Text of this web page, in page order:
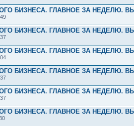
БИЗНЕСА. ГЛАВНОЕ ЗА НЕДЕЛЮ.
БИЗНЕСА. ГЛАВНОЕ ЗА НЕДЕЛЮ.
БИЗНЕСА. ГЛАВНОЕ ЗА НЕДЕЛЮ.
БИЗНЕСА. ГЛАВНОЕ ЗА НЕДЕЛЮ.
БИЗНЕСА. ГЛАВНОЕ ЗА НЕДЕЛЮ.
БИЗНЕСА. ГЛАВНОЕ ЗА НЕДЕЛЮ.